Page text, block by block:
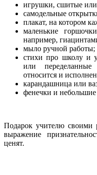
игрушки, сшитые
самодельные
плакат, на котором
маленькие
например,
мыло ручной работы;
стихи про школу и
или
относится и
карандашница или
фенечки и
Подарок учителю своими
выражение
ценят.